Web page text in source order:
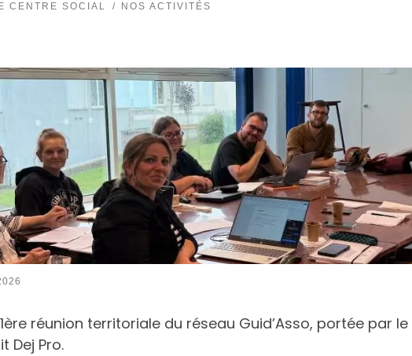
CENTRE SOCIAL NOS ACTIVITÉS
1ère réunion territoriale du réseau Guid’Asso, portée par
Dej Pro.